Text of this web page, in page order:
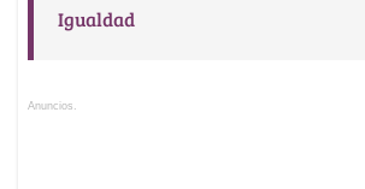
Igualdad
Anuncios.